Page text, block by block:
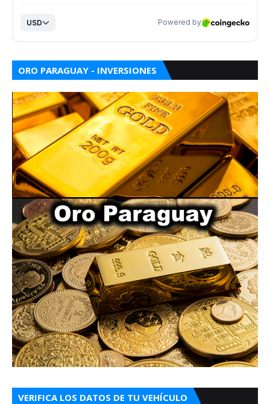
ORO PARAGUAY - INVERSIONES
VERIFICA LOS DATOS DE TU VEHÍCULO